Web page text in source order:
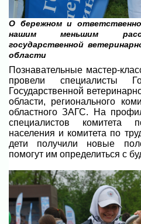
О бережном и
нашим меньшим
государственной
области
Познавательные мастер-
провели специалисты
Государственной
области, регионального
областного ЗАГС. На
специалистов комитета
населения и комитета по
дети получили новые
помогут им определиться с